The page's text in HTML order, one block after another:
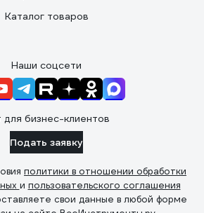
Каталог товаров
Наши соцсети
для бизнес-клиентов
Подать заявку
политики в отношении обработки
и пользовательского соглашения
свои данные в любой форме